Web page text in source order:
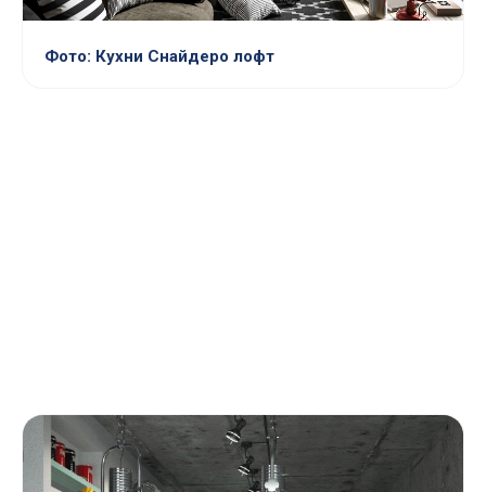
Фото: Кухни Снайдеро лофт